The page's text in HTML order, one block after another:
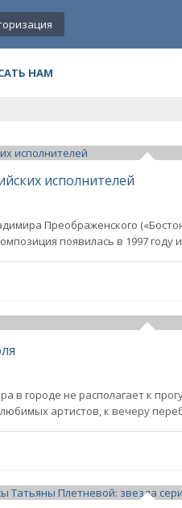
НАМ
исполнителей
Преображенского
появилась в 1997 году
в городе не располагает к
артистов, к вечеру